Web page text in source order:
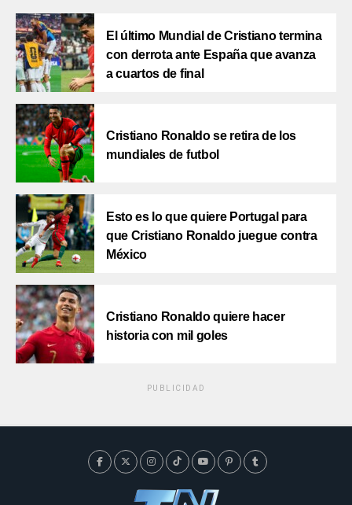
El último Mundial de Cristiano termina
con derrota ante España que avanza
a cuartos de final
Cristiano Ronaldo se retira de los
mundiales de futbol
Esto es lo que quiere Portugal para
que Cristiano Ronaldo juegue contra
México
Cristiano Ronaldo quiere hacer
historia con mil goles
PUBLICIDAD